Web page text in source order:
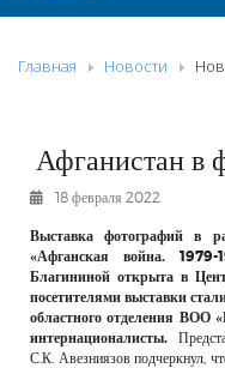
НОВОСТИ
К СВЕДЕНИЮ
КОНКУРСЫ
РЕКЛАМОДАТЕЛЯМ
ОБЪЯВЛЕНИЯ
КОНТАКТЫ
Главная Новости
Афганистан в
18 февраля 2022
Выставка фотографий в
«Афганская война.
Благининой открыта в
посетителями выставки
областного отделения ВОО
интернационалисты.
С.К. Авезниязов подчеркнул,